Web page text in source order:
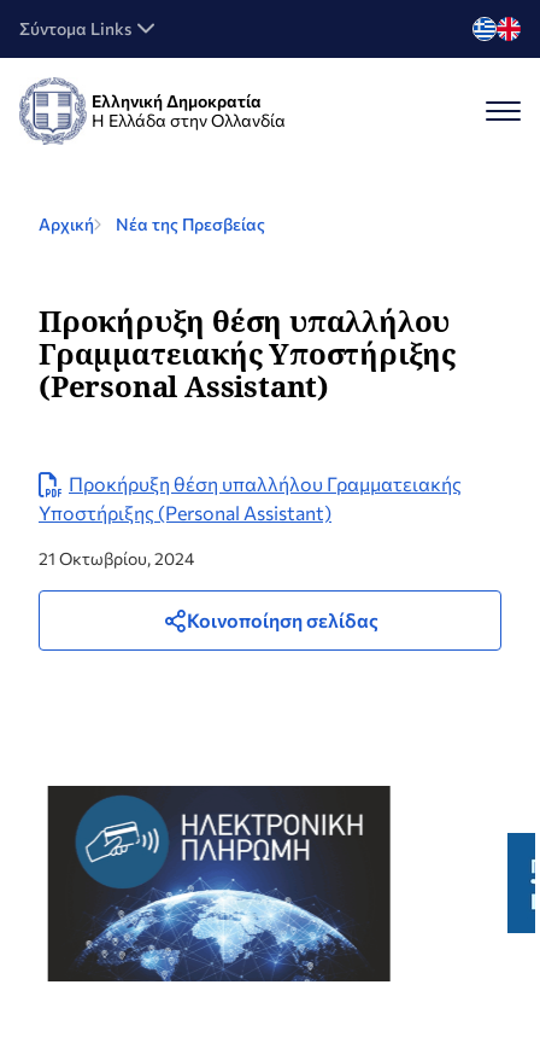
Σύντομα Links
Ελληνική Δημοκρατία
Η Ελλάδα στην Ολλανδία
Αρχική Νέα της Πρεσβείας
Προκήρυξη θέση υπαλλήλου
Γραμματειακής Υποστήριξης
(Personal Assistant)
Προκήρυξη θέση υπαλλήλου Γραμματειακής
Υποστήριξης (Personal Assistant)
21 Οκτωβρίου, 2024
Κοινοποίηση σελίδας